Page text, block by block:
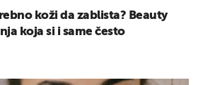
koži da zablista? Beauty
koja si i same često